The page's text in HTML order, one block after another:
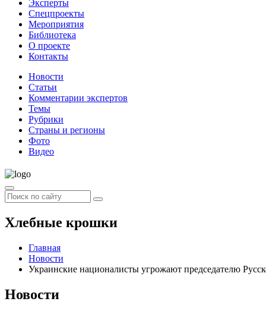
Эксперты
Спецпроекты
Мероприятия
Библиотека
О проекте
Контакты
Новости
Статьи
Комментарии экспертов
Темы
Рубрики
Страны и регионы
Фото
Видео
Хлебные крошки
Главная
Новости
Украинские националисты угрожают председателю
Новости